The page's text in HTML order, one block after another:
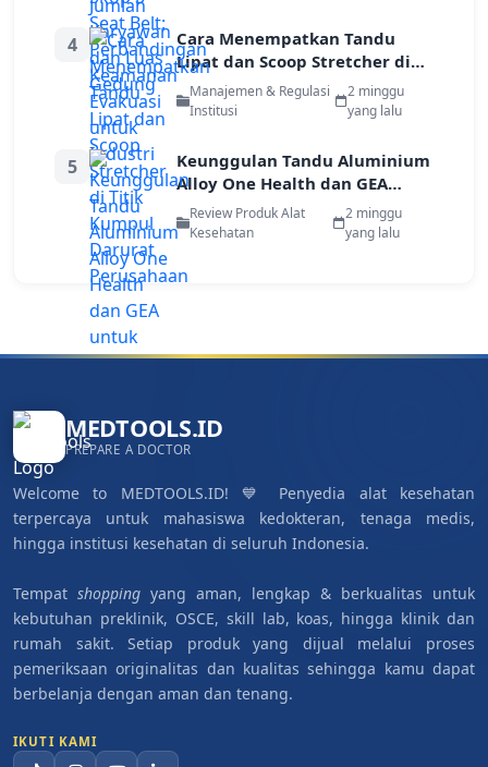
4
Cara Menempatkan Tandu
Lipat dan Scoop Stretcher di
Titik Kumpul Darurat
Perusahaan
Manajemen & Regulasi
Institusi
2 minggu
yang lalu
5
Keunggulan Tandu Aluminium
Alloy One Health dan GEA
untuk Evakuasi Pekerja di Area
Terbatas
Review Produk Alat
Kesehatan
2 minggu
yang lalu
MEDTOOLS.ID
PREPARE A DOCTOR
Welcome to MEDTOOLS.ID! 💙 Penyedia alat kesehatan
terpercaya untuk mahasiswa kedokteran, tenaga medis,
hingga institusi kesehatan di seluruh Indonesia.
Tempat shopping yang aman, lengkap & berkualitas untuk
kebutuhan preklinik, OSCE, skill lab, koas, hingga klinik dan
rumah sakit. Setiap produk yang dijual melalui proses
pemeriksaan originalitas dan kualitas sehingga kamu dapat
berbelanja dengan aman dan tenang.
IKUTI KAMI